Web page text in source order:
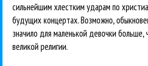
сильнейшим хлестким ударам по
будущих концертах. Возможно,
значило для маленькой девочки
великой религии.